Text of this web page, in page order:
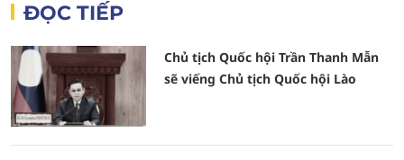
ĐỌC TIẾP
Chủ tịch Quốc hội Trần Thanh Mẫn
sẽ viếng Chủ tịch Quốc hội Lào